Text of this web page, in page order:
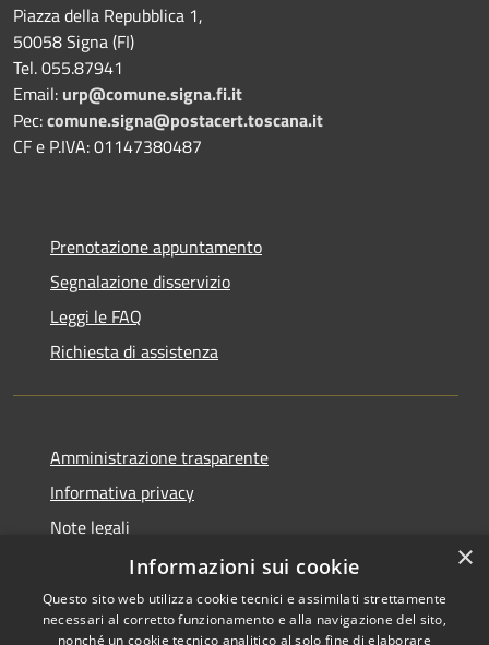
Piazza della Repubblica 1,
50058 Signa (FI)
Tel. 055.87941
Email: urp@comune.signa.fi.it
Pec:comune.signa@postacert.toscana.it
CF e P.IVA: 01147380487
Prenotazione appuntamento
Segnalazione disservizio
Leggi le FAQ
Richiesta di assistenza
Amministrazione trasparente
Informativa privacy
Note legali
Dichiarazione di accessibilità
×
Informazioni sui cookie
Questo sito web utilizza cookie tecnici e assimilati strettamente
necessari al corretto funzionamento e alla navigazione del sito,
nonché un cookie tecnico analitico al solo fine di elaborare